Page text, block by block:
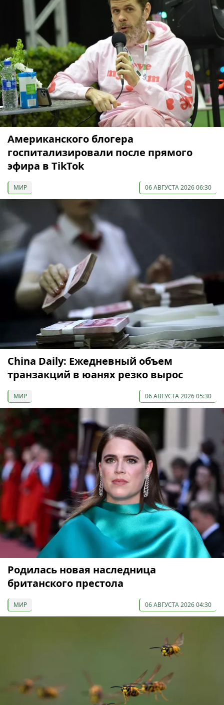
Американского блогера
госпитализировали после прямого
эфира в TikTok
МИР 06 АВГУСТА 2026 06:30
China Daily: Ежедневный объем
транзакций в юанях резко вырос
МИР 06 АВГУСТА 2026 05:30
Родилась новая наследница
британского престола
МИР 06 АВГУСТА 2026 04:30